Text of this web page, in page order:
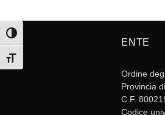
Attiva/disattiva alto contrasto
Attiva/disattiva dimensione testo
ENTE
Ordine
Provincia
C.F.
Codice